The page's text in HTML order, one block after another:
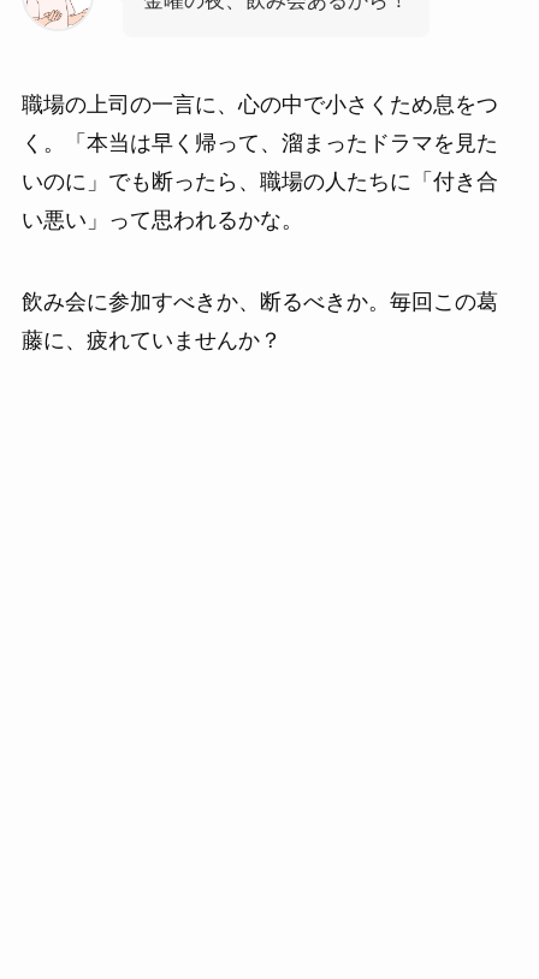
職場の上司の一言に、心の中で小さくため息をつ
く。「本当は早く帰って、溜まったドラマを見た
いのに」でも断ったら、職場の人たちに「付き合
い悪い」って思われるかな。
飲み会に参加すべきか、断るべきか。毎回この葛
藤に、疲れていませんか？